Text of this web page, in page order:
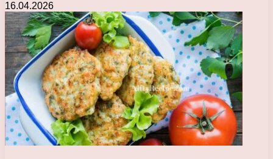
16.04.2026